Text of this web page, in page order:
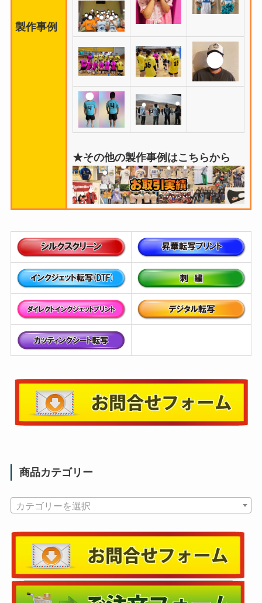
製作事例
★その他の製作事例はこちらから
商品カテゴリー
カテゴリーを選択